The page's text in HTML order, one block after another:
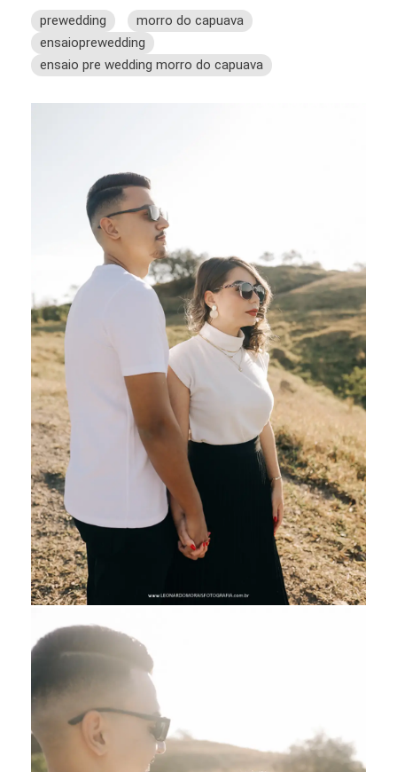
prewedding
morro do capuava
ensaioprewedding
ensaio pre wedding morro do capuava